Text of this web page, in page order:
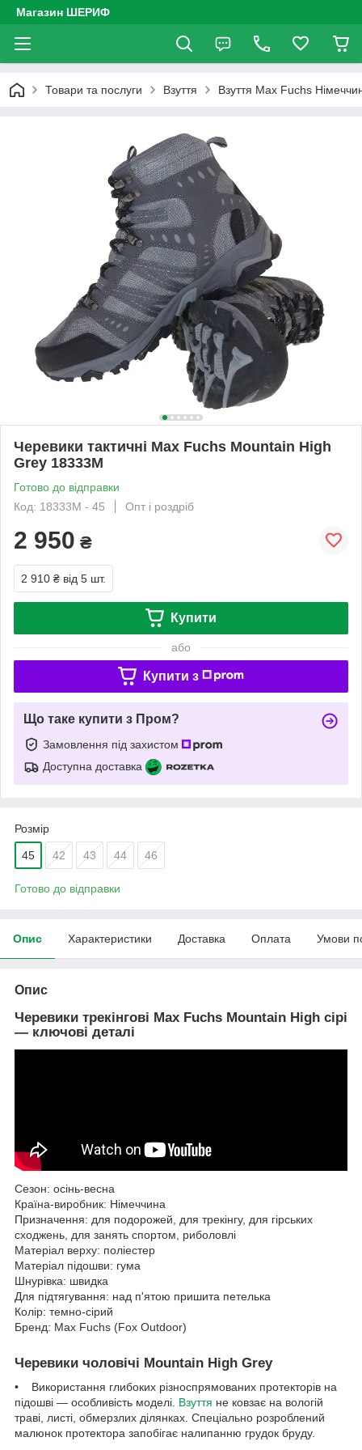
Магазин ШЕРИФ
Товари та послуги Взуття Взуття Max Fuchs
Черевики тактичні Max Fuchs Mountain High
Grey 18333M
Готово до відправки
Код: 18333M - 45
Опт і роздріб
2 950 ₴
2 910 ₴ від 5 шт.
Купити
або
Купити з
Що таке купити з Пром?
Замовлення під захистом
Доступна доставка
Розмір
45 42 43 44 46
Готово до відправки
Опис Характеристики Доставка Оплата Умови
Опис
Черевики трекінгові Max Fuchs Mountain High сірі
— ключові деталі
Сезон: осінь-весна
Країна-виробник: Німеччина
Призначення: для подорожей, для трекінгу, для гірських
сходжень, для занять спортом, риболовлі
Матеріал верху: поліестер
Матеріал підошви: гума
Шнурівка: швидка
Для підтягування: над п'ятою пришита петелька
Колір: темно-сірий
Бренд: Max Fuchs (Fox Outdoor)
Черевики чоловічі Mountain High Grey
• Використання глибоких різноспрямованих протекторів на
підошві — особливість моделі. Взуття не ковзає на вологій
траві, листі, обмерзлих ділянках. Спеціально розроблений
малюнок протектора запобігає налипанню грудок бруду.